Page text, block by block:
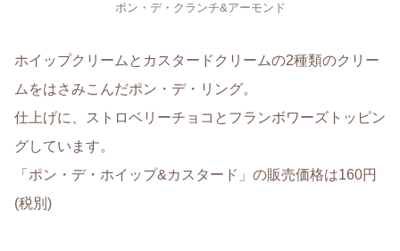
ポン・デ・クランチ&アーモンド
ホイップクリームとカスタードクリームの2種類のクリー
ムをはさみこんだポン・デ・リング。
仕上げに、ストロベリーチョコとフランボワーズトッピン
グしています。
「ポン・デ・ホイップ&カスタード」の販売価格は160円
(税別)